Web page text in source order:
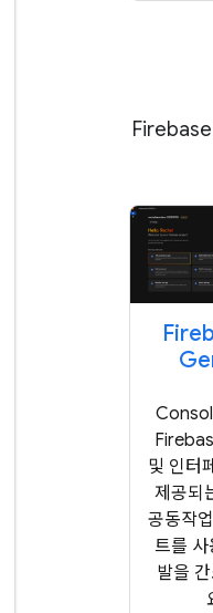
및 인터
제공되
공동작
트를 사
발을